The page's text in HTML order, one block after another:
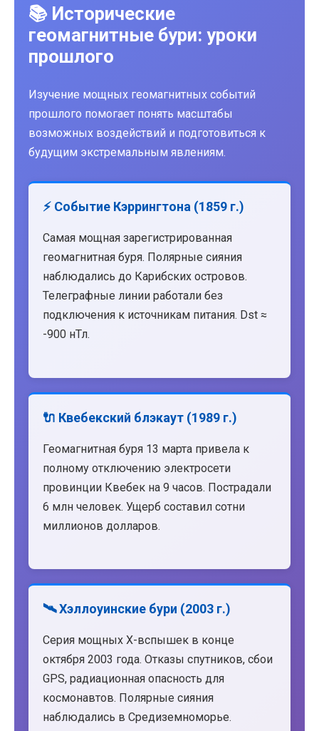
📚 Исторические
геомагнитные бури: уроки
прошлого
Изучение мощных геомагнитных событий
прошлого помогает понять масштабы
возможных воздействий и подготовиться к
будущим экстремальным явлениям.
⚡ Событие Кэррингтона (1859 г.)
Самая мощная зарегистрированная
геомагнитная буря. Полярные сияния
наблюдались до Карибских островов.
Телеграфные линии работали без
подключения к источникам питания. Dst ≈
-900 нТл.
🔌 Квебекский блэкаут (1989 г.)
Геомагнитная буря 13 марта привела к
полному отключению электросети
провинции Квебек на 9 часов. Пострадали
6 млн человек. Ущерб составил сотни
миллионов долларов.
🛰️ Хэллоуинские бури (2003 г.)
Серия мощных X-вспышек в конце
октября 2003 года. Отказы спутников, сбои
GPS, радиационная опасность для
космонавтов. Полярные сияния
наблюдались в Средиземноморье.